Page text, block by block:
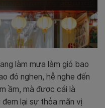
làm mưa làm gió bao
đó nghen, hễ nghe đến
ầm, mà được cái là
đem lại sự thỏa mãn vị